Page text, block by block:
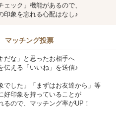
ェック」機能があるので、
印象を忘れる心配はなし♪
マッチング投票
だな」と思ったお相手へ
伝える「いいね」を送信♪
でした」「まずはお友達から」等
好印象を持っていることが
るので、マッチング率がUP！